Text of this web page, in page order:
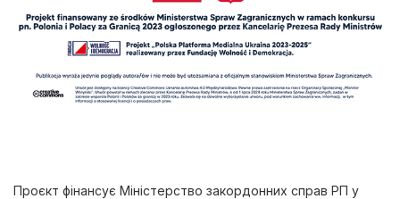
Проєкт фінансує Міністерство закордонних справ РП у